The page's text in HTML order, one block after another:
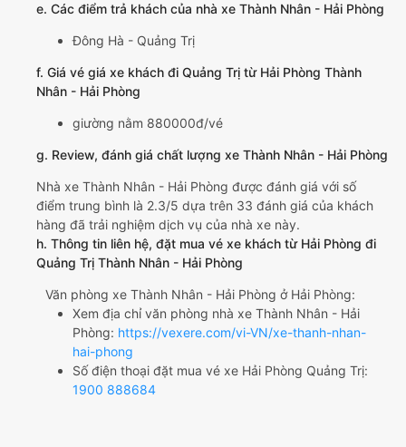
e. Các điểm trả khách của nhà xe Thành Nhân - Hải Phòng
Đông Hà - Quảng Trị
f. Giá vé giá xe khách đi Quảng Trị từ Hải Phòng Thành
Nhân - Hải Phòng
giường nằm 880000đ/vé
g. Review, đánh giá chất lượng xe Thành Nhân - Hải Phòng
Nhà xe Thành Nhân - Hải Phòng được đánh giá với số
điểm trung bình là 2.3/5 dựa trên 33 đánh giá của khách
hàng đã trải nghiệm dịch vụ của nhà xe này.
h. Thông tin liên hệ, đặt mua vé xe khách từ Hải Phòng đi
Quảng Trị Thành Nhân - Hải Phòng
Văn phòng xe Thành Nhân - Hải Phòng ở Hải Phòng:
Xem địa chỉ văn phòng nhà xe Thành Nhân - Hải
Phòng: https://vexere.com/vi-VN/xe-thanh-nhan-
hai-phong
Số điện thoại đặt mua vé xe Hải Phòng Quảng Trị:
1900 888684